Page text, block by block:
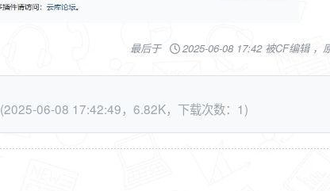
最后于 2025-06-08 17:42 被CF编辑 ，
(2025-06-08 17:42:49，6.82K，下载次数：1)